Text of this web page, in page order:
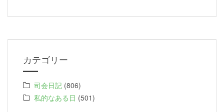
カテゴリー
司会日記 (806)
私的なある日 (501)